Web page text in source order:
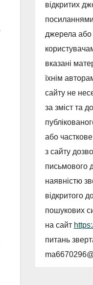
відкритих
джерела або
вказані
їхнім
сайту не
за зміст та
або
з сайту
письмового
наявністю
відкритого
пошукових
на сайт
питань